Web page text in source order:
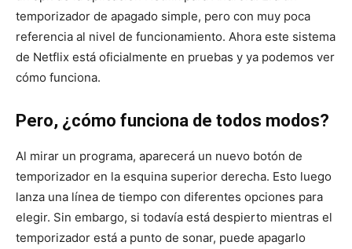
temporizador de apagado simple, pero con muy poca
referencia al nivel de funcionamiento. Ahora este sistema
de Netflix está oficialmente en pruebas y ya podemos ver
cómo funciona.
Pero, ¿cómo funciona de todos modos?
Al mirar un programa, aparecerá un nuevo botón de
temporizador en la esquina superior derecha. Esto luego
lanza una línea de tiempo con diferentes opciones para
elegir. Sin embargo, si todavía está despierto mientras el
temporizador está a punto de sonar, puede apagarlo